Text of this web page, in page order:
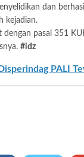
dan
kejadian.
dengan pasal 351
#idz
PALI